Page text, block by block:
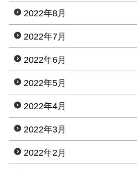
2022年8月
2022年7月
2022年6月
2022年5月
2022年4月
2022年3月
2022年2月